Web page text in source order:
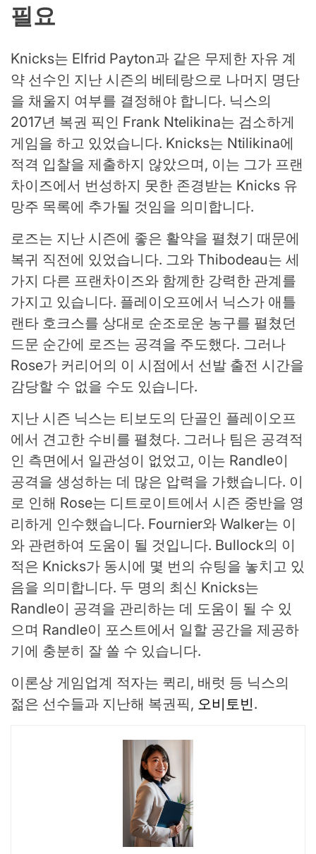
필요
Knicks는 Elfrid Payton과 같은 무제한 자유 계
약 선수인 지난 시즌의 베테랑으로 나머지 명단
을 채울지 여부를 결정해야 합니다. 닉스의
2017년 복권 픽인 Frank Ntelikina는 검소하게
게임을 하고 있었습니다. Knicks는 Ntilikina에
적격 입찰을 제출하지 않았으며, 이는 그가 프랜
차이즈에서 번성하지 못한 존경받는 Knicks 유
망주 목록에 추가될 것임을 의미합니다.
로즈는 지난 시즌에 좋은 활약을 펼쳤기 때문에
복귀 직전에 있었습니다. 그와 Thibodeau는 세
가지 다른 프랜차이즈와 함께한 강력한 관계를
가지고 있습니다. 플레이오프에서 닉스가 애틀
랜타 호크스를 상대로 순조로운 농구를 펼쳤던
드문 순간에 로즈는 공격을 주도했다. 그러나
Rose가 커리어의 이 시점에서 선발 출전 시간을
감당할 수 없을 수도 있습니다.
지난 시즌 닉스는 티보도의 단골인 플레이오프
에서 견고한 수비를 펼쳤다. 그러나 팀은 공격적
인 측면에서 일관성이 없었고, 이는 Randle이
공격을 생성하는 데 많은 압력을 가했습니다. 이
로 인해 Rose는 디트로이트에서 시즌 중반을 영
리하게 인수했습니다. Fournier와 Walker는 이
와 관련하여 도움이 될 것입니다. Bullock의 이
적은 Knicks가 동시에 몇 번의 슈팅을 놓치고 있
음을 의미합니다. 두 명의 최신 Knicks는
Randle이 공격을 관리하는 데 도움이 될 수 있
으며 Randle이 포스트에서 일할 공간을 제공하
기에 충분히 잘 쏠 수 있습니다.
이론상 게임업계 적자는 퀵리, 배럿 등 닉스의
젊은 선수들과 지난해 복권픽, 오비토빈.